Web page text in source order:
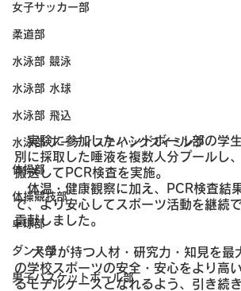
女子サッカー部
柔道部
水泳部 競泳
水泳部 水球
水泳部 飛込
水泳部 アーティスティックスイミング
体操部
体操競技部
卓球部
ダンス部
男子バスケットボール部
実験に参加したハンドボール部の学
別に採取した唾液を複数人分プールし
搬送してPCR検査を実施。
体温・健康観察に加え、PCR検査結
で、より安心してスポーツ活動を継続
貢献しました。
大学が持つ人材・研究力・知見を最大限活用し、日本
の学校スポーツの安全・安心をより高
るモデルケースとなれるよう、引き続